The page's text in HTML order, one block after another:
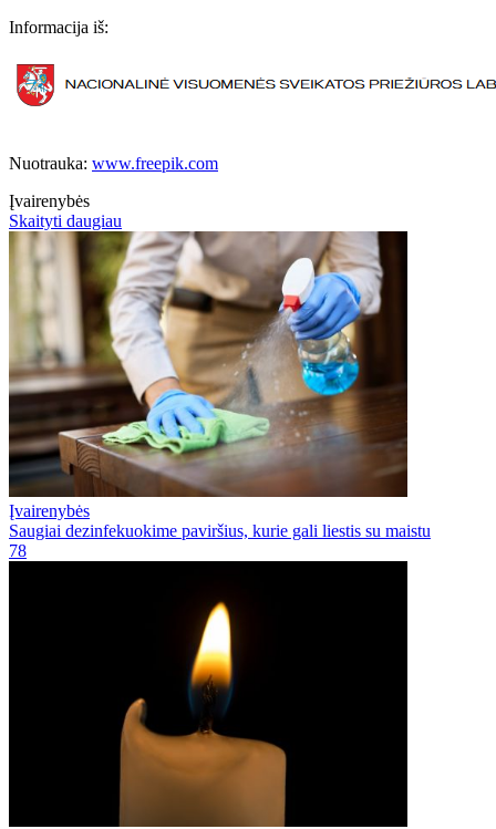
Informacija iš:
Nuotrauka: www.freepik.com
Įvairenybės
Skaityti daugiau
Įvairenybės
Saugiai dezinfekuokime paviršius, kurie gali liestis su maistu
78